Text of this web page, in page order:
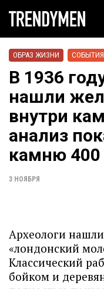
ОБРАЗ ЖИЗНИ СОБЫТИЯ
В 1936
нашли
внутри
анализ
камню
3 НОЯБРЯ
Археологи
«лондонский
Классический
бойком и